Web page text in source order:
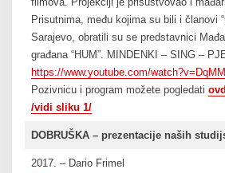
Prisutnima, među kojima su bili i članovi
Sarajevo, obratili su se predstavnici
građana “HUM”. MINDENKI – SING –
https://www.youtube.com/
Pozivnicu i program možete pogledati
/vidi sliku 1/
DOBRUŠKA – prezentacije naših
2017. – Dario Frimel